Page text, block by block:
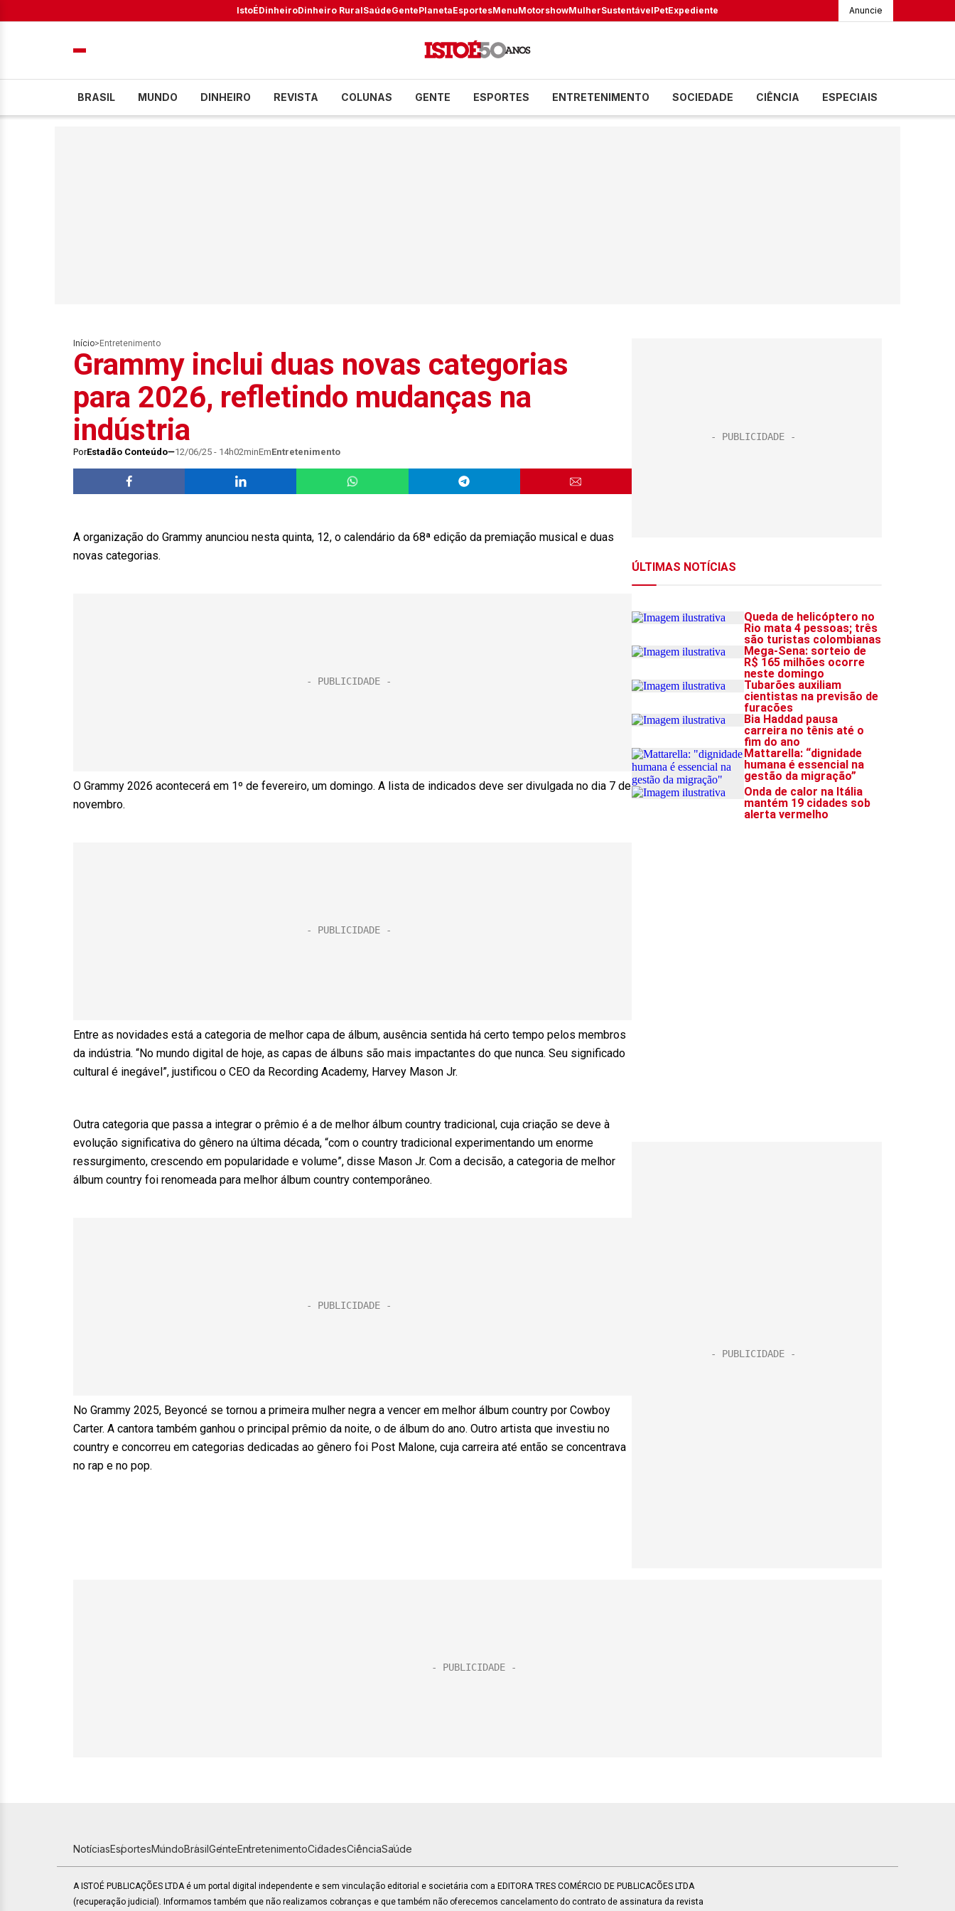
IstoÉDinheiroDinheiro RuralSaúdeGentePlanetaEsportesMenuMotorshowMulherSustentávelPetExpediente Anuncie
BRASIL MUNDO DINHEIRO REVISTA COLUNAS GENTE ESPORTES ENTRETENIMENTO SOCIEDADE CIÊNCIA ESPECIAIS
Início> Entretenimento
Grammy inclui duas novas categorias
para 2026, refletindo mudanças na
indústria
PorEstadão Conteúdo 12/06/25 - 14h02minEmEntretenimento
A organização do Grammy anunciou nesta quinta, 12, o calendário da 68ª edição da premiação musical e duas
novas categorias.
O Grammy 2026 acontecerá em 1º de fevereiro, um domingo. A lista de indicados deve ser divulgada no dia 7 de
novembro.
Entre as novidades está a categoria de melhor capa de álbum, ausência sentida há certo tempo pelos membros
da indústria. “No mundo digital de hoje, as capas de álbuns são mais impactantes do que nunca. Seu significado
cultural é inegável”, justificou o CEO da Recording Academy, Harvey Mason Jr.
Outra categoria que passa a integrar o prêmio é a de melhor álbum country tradicional, cuja criação se deve à
evolução significativa do gênero na última década, “com o country tradicional experimentando um enorme
ressurgimento, crescendo em popularidade e volume”, disse Mason Jr. Com a decisão, a categoria de melhor
álbum country foi renomeada para melhor álbum country contemporâneo.
No Grammy 2025, Beyoncé se tornou a primeira mulher negra a vencer em melhor álbum country por Cowboy
Carter. A cantora também ganhou o principal prêmio da noite, o de álbum do ano. Outro artista que investiu no
country e concorreu em categorias dedicadas ao gênero foi Post Malone, cuja carreira até então se concentrava
no rap e no pop.
NotíciasEsportesMundoBrasilGenteEntretenimentoCidadesCiênciaSaúde
A ISTOÉ PUBLICAÇÕES LTDA é um portal digital independente e sem vinculação editorial e societária com a EDITORA TRES COMÉRCIO DE PUBLICACÕES LTDA
(recuperação judicial). Informamos também que não realizamos cobranças e que também não oferecemos cancelamento do contrato de assinatura da revista